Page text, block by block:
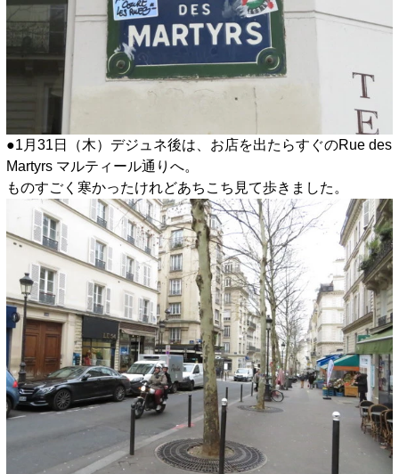
●1月31日（木）デジュネ後は、お店を出たらすぐのRue des
Martyrs マルティール通りへ。
ものすごく寒かったけれどあちこち見て歩きました。